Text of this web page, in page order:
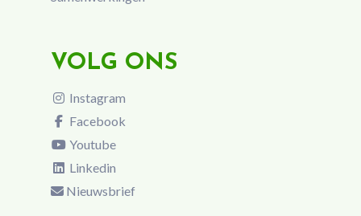
VOLG ONS
Instagram
Facebook
Youtube
Linkedin
Nieuwsbrief